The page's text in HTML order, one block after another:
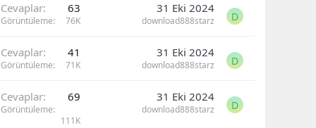
Cevaplar 63
Görüntüleme 76K
31 Eki 2024
download888starz D
Cevaplar 41
Görüntüleme 71K
31 Eki 2024
download888starz D
Cevaplar 69
Görüntüleme
111K
31 Eki 2024
download888starz D